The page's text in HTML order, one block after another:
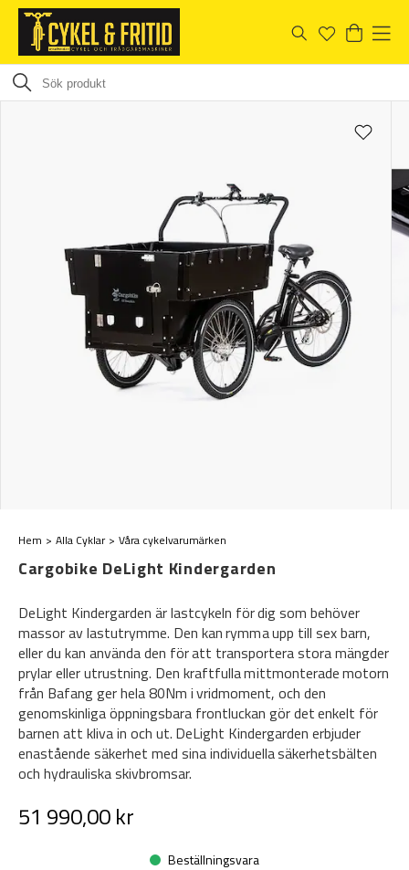
Hem Alla Cyklar Våra cykelvarumärken
Cargobike DeLight Kindergarden
DeLight Kindergarden är lastcykeln för dig som behöver
massor av lastutrymme. Den kan rymma upp till sex barn,
eller du kan använda den för att transportera stora mängder
prylar eller utrustning. Den kraftfulla mittmonterade motorn
från Bafang ger hela 80Nm i vridmoment, och den
genomskinliga öppningsbara frontluckan gör det enkelt för
barnen att kliva in och ut. DeLight Kindergarden erbjuder
enastående säkerhet med sina individuella säkerhetsbälten
och hydrauliska skivbromsar.
51 990,00 kr
Beställningsvara